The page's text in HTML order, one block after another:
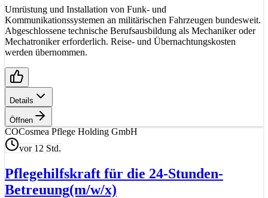
Umrüstung und Installation von Funk- und
Kommunikationssystemen an militärischen Fahrzeugen bundesweit.
Abgeschlossene technische Berufsausbildung als Mechaniker oder
Mechatroniker erforderlich. Reise- und Übernachtungskosten
werden übernommen.
Details
Öffnen
COCosmea Pflege Holding GmbH
vor 12 Std.
Pflegehilfskraft für die 24-Stunden-
Betreuung(m/w/x)